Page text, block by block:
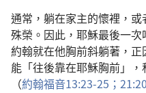
通常 ， 躺在家主的懷裡 ， 或
殊榮 。 因此 ， 耶穌最後一次
約翰就在他胸前斜躺著 ， 正
能 「往後靠在耶穌胸前」，
（約翰福音13:23-25； 21:20